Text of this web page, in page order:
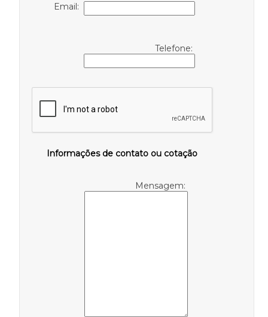
Email:
Telefone:
Informações de contato ou cotação
Mensagem: